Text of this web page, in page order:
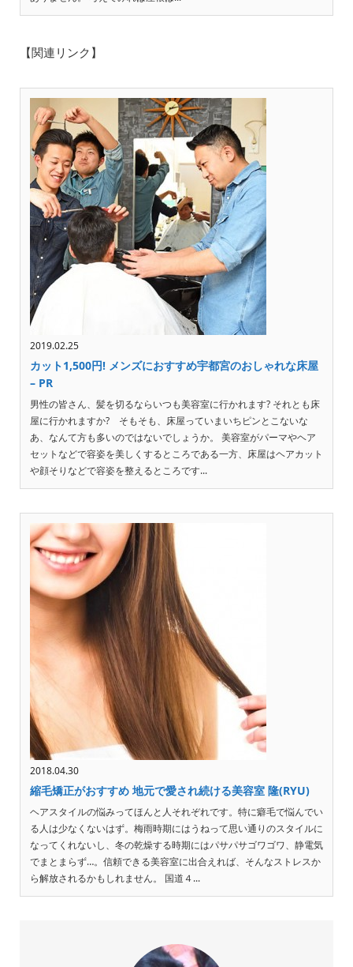
【関連リンク】
2019.02.25
カット1,500円! メンズにおすすめ宇都宮のおしゃれな床屋
– PR
男性の皆さん、髪を切るならいつも美容室に行かれます? それとも床
屋に行かれますか? そもそも、床屋っていまいちピンとこないな
あ、なんて方も多いのではないでしょうか。 美容室がパーマやヘア
セットなどで容姿を美しくするところである一方、床屋はヘアカット
や顔そりなどで容姿を整えるところです...
2018.04.30
縮毛矯正がおすすめ 地元で愛され続ける美容室 隆(RYU)
ヘアスタイルの悩みってほんと人それぞれです。特に癖毛で悩んでい
る人は少なくないはず。梅雨時期にはうねって思い通りのスタイルに
なってくれないし、冬の乾燥する時期にはパサパサゴワゴワ、静電気
でまとまらず…。信頼できる美容室に出合えれば、そんなストレスか
ら解放されるかもしれません。 国道４...